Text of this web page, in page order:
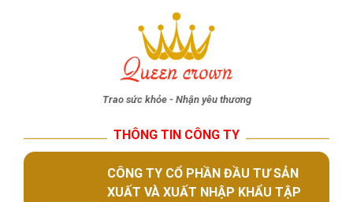
Trao sức khỏe - Nhận yêu thương
THÔNG TIN CÔNG TY
CÔNG TY CỔ PHẦN ĐẦU TƯ SẢN
XUẤT VÀ XUẤT NHẬP KHẨU TẬP